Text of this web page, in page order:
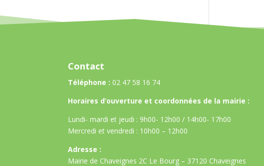
Contact
Téléphone : 02 47 58 16 74
Horaires d’ouverture et coordonnées de la mairie :
Lundi- mardi et jeudi : 9h00- 12h00 / 14h00- 17h00
Mercredi et vendredi : 10h00 – 12h00
Adresse :
Mairie de Chaveignes 2C Le Bourg – 37120 Chaveignes